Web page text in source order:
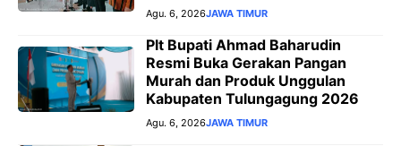
Agu. 6, 2026JAWA TIMUR
Plt Bupati Ahmad Baharudin
Resmi Buka Gerakan Pangan
Murah dan Produk Unggulan
Kabupaten Tulungagung 2026
Agu. 6, 2026JAWA TIMUR